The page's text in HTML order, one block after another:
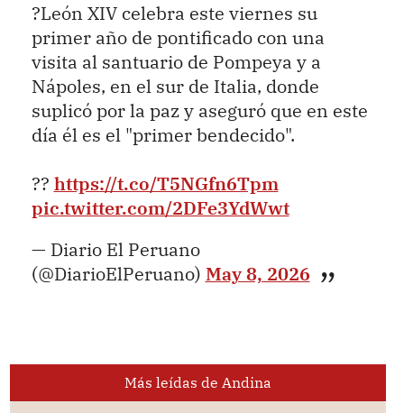
?León XIV celebra este viernes su
primer año de pontificado con una
visita al santuario de Pompeya y a
Nápoles, en el sur de Italia, donde
suplicó por la paz y aseguró que en este
día él es el "primer bendecido".
?? https://t.co/T5NGfn6Tpm
pic.twitter.com/2DFe3YdWwt
— Diario El Peruano
(@DiarioElPeruano) May 8, 2026
Más leídas de Andina